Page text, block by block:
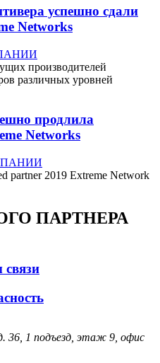
успешно сдали
Networks
производителей
различных уровней
продлила
Networks
partner 2019 Extreme Network
ПАРТНЕРА
36, 1 подъезд, этаж 9, офис